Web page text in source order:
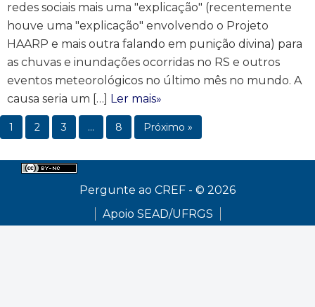
redes sociais mais uma "explicação" (recentemente
houve uma "explicação" envolvendo o Projeto
HAARP e mais outra falando em punição divina) para
as chuvas e inundações ocorridas no RS e outros
eventos meteorológicos no último mês no mundo. A
causa seria um […] Ler mais»
1 2 3 … 8 Próximo »
Pergunte ao CREF - © 2026
Apoio SEAD/UFRGS